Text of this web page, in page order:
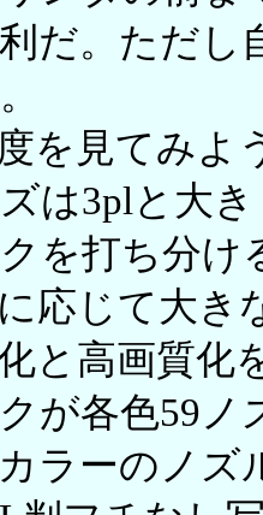
だ。ただし
を見てみよ
は3plと大
を打ち分け
応じて大
と高画質化
が各色59ノ
ラーのノ